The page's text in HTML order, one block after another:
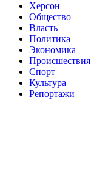
Херсон
Общество
Власть
Политика
Экономика
Происшествия
Спорт
Культура
Репортажи